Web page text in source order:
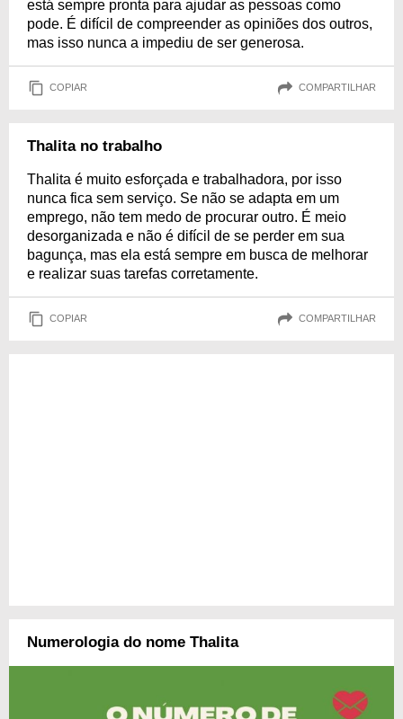
está sempre pronta para ajudar as pessoas como
pode. É difícil de compreender as opiniões dos outros,
mas isso nunca a impediu de ser generosa.
COPIAR COMPARTILHAR
Thalita no trabalho
Thalita é muito esforçada e trabalhadora, por isso
nunca fica sem serviço. Se não se adapta em um
emprego, não tem medo de procurar outro. É meio
desorganizada e não é difícil de se perder em sua
bagunça, mas ela está sempre em busca de melhorar
e realizar suas tarefas corretamente.
COPIAR COMPARTILHAR
Numerologia do nome Thalita